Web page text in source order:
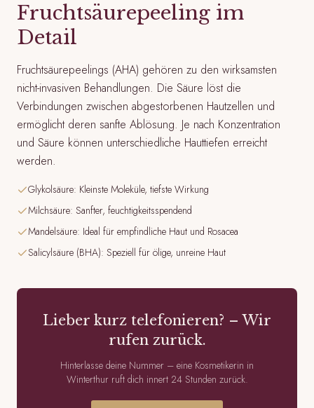
Fruchtsäurepeeling im
Detail
Fruchtsäurepeelings (AHA) gehören zu den wirksamsten
nicht-invasiven Behandlungen. Die Säure löst die
Verbindungen zwischen abgestorbenen Hautzellen und
ermöglicht deren sanfte Ablösung. Je nach Konzentration
und Säure können unterschiedliche Hauttiefen erreicht
werden.
Glykolsäure: Kleinste Moleküle, tiefste Wirkung
Milchsäure: Sanfter, feuchtigkeitsspendend
Mandelsäure: Ideal für empfindliche Haut und Rosacea
Salicylsäure (BHA): Speziell für ölige, unreine Haut
Lieber kurz telefonieren? – Wir
rufen zurück.
Hinterlasse deine Nummer – eine Kosmetikerin in
Winterthur ruft dich innert 24 Stunden zurück.